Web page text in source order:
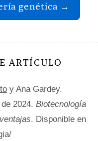
genética →
ARTÍCULO
y Ana Gardey.
2024. Biotecnología
. Disponible en